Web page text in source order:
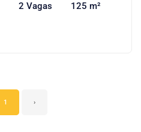
2 Vagas 125 m²
1 ›